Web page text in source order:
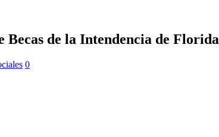
Becas de la Intendencia de Florida
0